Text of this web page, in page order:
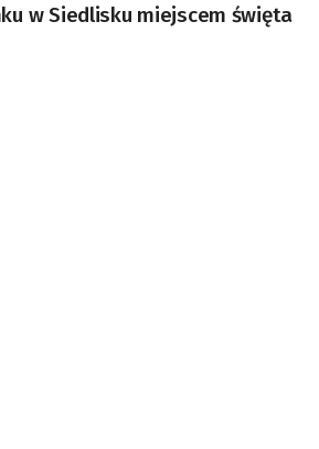
i Satelitarnych PAN.
w Siedlisku miejscem święta